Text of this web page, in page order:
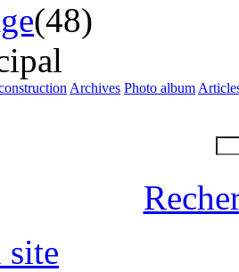
(48)
Archives Photo album
site